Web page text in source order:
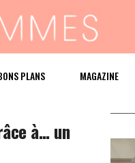
PLANS MAGAZINE
à... un